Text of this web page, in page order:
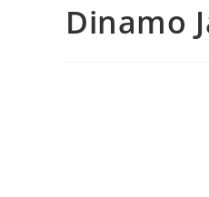
Dinamo